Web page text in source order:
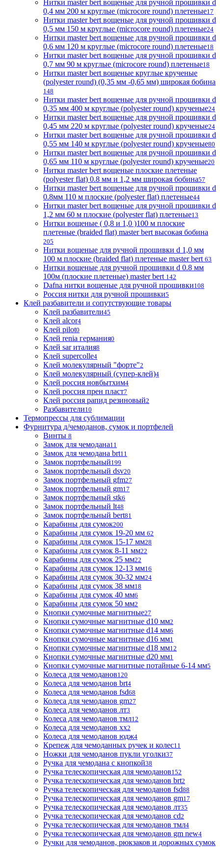
Нитки master bert вощеные для ручной прошивки d
0,4 мм 200 м круглые (microcore round) плетеные17
Нитки master bert вощеные для ручной прошивки d
0,5 мм 150 м круглые (microcore round) плетеные24
Нитки master bert вощеные для ручной прошивки d
0,6 мм 120 м круглые (microcore round) плетеные18
Нитки master bert вощеные для ручной прошивки d
0,7 мм 90 м круглые (microcore round) плетеные18
Нитки master bert вощеные круглые крученые
(polyester round) (0,35 мм -0,65 мм) широкая бобина
148
Нитки master bert вощеные для ручной прошивки d
0,35 мм 400 м круглые (polyester round) крученые24
Нитки master bert вощеные для ручной прошивки d
0,45 мм 220 м круглые (polyester round) крученые24
Нитки master bert вощеные для ручной прошивки d
0,55 мм 140 м круглые (polyester round) крученые80
Нитки master bert вощеные для ручной прошивки d
0,65 мм 110 м круглые (polyester round) крученые20
Нитки master bert вощеные плоские плетеные
(polyester flat) 0.8 мм и 1,2 мм широкая бобина57
Нитки master bert вощеные для ручной прошивки d
0.8мм 110 м плоские (polyester flat) плетеные44
Нитки master bert вощеные для ручной прошивки d
1,2 мм 60 м плоские (polyester flat) плетеные13
Нитки вощеные ( 0,8 и 1,0 )100 м плоские
плетеные (braided flat) master bert высокая бобина
205
Нитки вощеные для ручной прошивки d 1,0 мм
100 м плоские (braided flat) плетеные master bert 63
Нитки вощеные для ручной прошивки d 0.8 мм
100м (плоские плетеные) master bert 142
Dafna нитки вощеные для ручной прошивки108
Россия нитки для ручной прошивки5
Клей разбавители и сопутствующие товары
Клей разбавители45
Клей alcor4
Клей pilot0
Клей renia германия0
Клей sar италия8
Клей supercolle4
Клей молекулярный "форте"2
Клей молекулярный (супер-клей)4
Клей россия новбытхим4
Клей россия прен пласт7
Клей россия рапид резиновый2
Разбавители10
Термопрессы для сублимации
Фурнитура д/чемоданов, сумок и портфелей
Винты 8
Замок для чемодана11
Замок для чемодана brt11
Замок портфельный199
Замок портфельный dsv20
Замок портфельный gfm27
Замок портфельный gm17
Замок портфельный stk6
Замок портфельный lt48
Замок портфельный bert81
Карабины для сумок200
Карабины для сумок 19-20 мм 62
Карабины для сумок 15-17 мм28
Карабины для сумок 8-11 мм22
Карабины для сумок 25 мм22
Карабины для сумок 12-13 мм16
Карабины для сумок 30-32 мм24
Карабины для сумок 38 мм18
Карабины для сумок 40 мм6
Карабины для сумок 50 мм2
Кнопки сумочные магнитные27
Кнопки сумочные магнитные d10 мм2
Кнопки сумочные магнитные d14 мм6
Кнопки сумочные магнитные d16 мм1
Кнопки сумочные магнитные d18 мм12
Кнопки сумочные магнитные d20 мм1
Кнопки сумочные магнитные потайные 6-14 мм5
Колеса для чемоданов120
Колеса для чемоданов brt4
Колеса для чемоданов fsd68
Колеса для чемоданов gm27
Колеса для чемоданов лт3
Колеса для чемоданов тмл12
Колеса для чемоданов хх2
Колеса для чемоданов юдж4
Крепеж для чемоданных ручек и колес11
Ножки для чемоданов пукли уголки37
Ручка для чемодана с кнопкой38
Ручка телескопическая для чемоданов152
Ручка телескопическая для чемоданов brt2
Ручка телескопическая для чемоданов fsd88
Ручка телескопическая для чемоданов gm17
Ручка телескопическая для чемоданов лт35
Ручка телескопическая для чемоданов сd2
Ручка телескопическая для чемоданов тмл4
Ручка телескопическая для чемоданов gm new4
Ручки для чемоданов, рюкзаков и дорожных сумок